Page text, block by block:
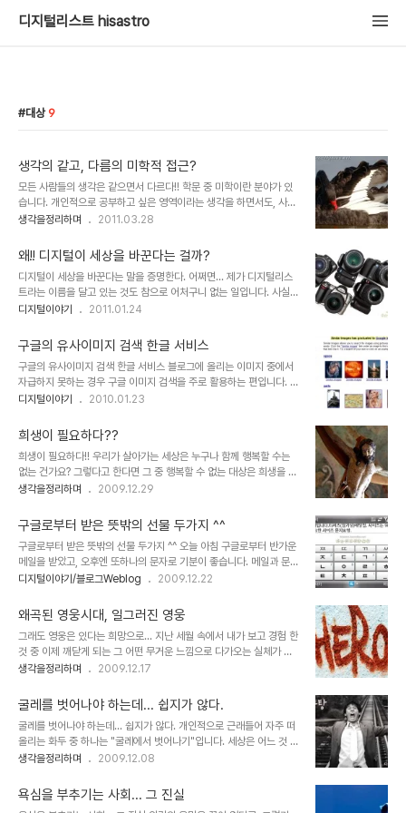
디지털리스트 hisastro
대상 9
생각의 같고, 다름의 미학적 접근?
모든 사람들의 생각은 같으면서 다르다!! 학문 중 미학이란 분야가 있
습니다. 개인적으로 공부하고 싶은 영역이라는 생각을 하면서도, 사실
어떻게 접근해야 할지 알 수 없어 생각만으로 지금껏 겉도는 느낌입니
하는 미학의 관점과 나의 생각이 일치하는가?" 라는 차원은 다를 수 있
다고 생각합니다. 하지만 그러면서도 한편으론 일맥할 수 있지 않을까
라는 생각과 함께 좀처럼 복잡하니 그 관심의 대상으로서는 지워지지
가 않습니다. ▲ 생각의 교차를 이미지로 형상화 한듯 보입니다. 이것
이 미학일까요? 경구로 표현되는 미학적 접근에 따르는 하나의 예로서
가 이방인과 패스트에서 역설하듯.....
생각을정리하며 2011.03.28
왜!! 디지털이 세상을 바꾼다는 걸까?
디지털이 세상을 바꾼다는 말을 증명한다. 어쩌면... 제가 디지털리스
트라는 이름을 달고 있는 것도 참으로 어처구니 없는 일입니다. 사실,
그렇게 디지털적이지도 않은데 이런 이름을... -.-; 변명을 하자면, 그
게 되고 싶다는 생각도 컸던 것 같습니다. 그러나 또 한편으론 부족하
지만, 일반적 수준 보다는 디지털 적인 면이 없지도 않다는 것에 스스
로 만족하고, 그렇게 생각하기 때문이기도 합니다. 그리고 궁극적으로
는 디지털을 근간으로 하는 공유와 나눔에 대한 생각을 전파하고자 하
는 의미가 그 모든 바탕에 있기도 합니다. 본 포스트는 그 디지털리스
디지털을 바라보는 저의 관점을..
디지털이야기 2011.01.24
구글의 유사이미지 검색 한글 서비스
구글의 유사이미지 검색 한글 서비스 블로그에 올리는 이미지 중에서
자급하지 못하는 경우 구글 이미지 검색을 주로 활용하는 편입니다. 그
런데, 오늘 우연히 구글 이미지 검색을 하다보니, 보이지 않던 검색 메
나, 몇일 전까지만 해도 보질 못한 것 같은데... 물론, 내가 보질 못한
것일 수 있고, 이미 알고 있는 분들도 많으실 테지만... -.-; 작년 봄이
었을까요? 구글랩에서 실험하고 있는 서비스 중 "Similar Image
Search"라는 것을 알게 되었고, 이거 한글로 언제 서비스가 되나 했
는데... ▲ Google similar-images labs 아직 전체적으로 적용
디지털이야기 2010.01.23
희생이 필요하다??
희생이 필요하다!! 우리가 살아가는 세상은 누구나 함께 행복할 수는
없는 건가요? 그렇다고 한다면 그 중 행복할 수 없는 대상은 희생을 당
해야만 하는 것일까요? 그래요... 만일 그 행복할 수 있는 최적의 수가
▲ 세상을 구하고자 십자가를 맨 예수... 그러나... 누군가 그 희생을 말
하면서 진정으로 그 스스로의 실천적 희생을 통해 다수의 행복을 바라
겠다고 한다면 진정으로 나는 그를 숭배할 겁니다. 그런데... 그 희생에
있어 스스로는 제외하고 타인만의 희생을 종용하고 강요하는 것이라
고 한다면, 그것을 희생이라고 할 수 있을지 의문입니다. 강요되는 희
이 땅의 9..
생각을정리하며 2009.12.29
구글로부터 받은 뜻밖의 선물 두가지 ^^
구글로부터 받은 뜻밖의 선물 두가지 ^^ 오늘 아침 구글로부터 반가운
메일을 받았고, 오후엔 또하나의 문자로 기분이 좋습니다. 메일과 문자
는 저뿐만 아니라 많은 분들이 받으셨으리라 생각 합니다. 이미 몇분의
애드센스와 관련있어 보이며, 사회적인 기부문화의 연쇄적 반응에 기
여하고자 하는 뜻?이 담겨 있는 듯 합니다. 구글에서 보내온 선물과 관
련된 내용들은 글로 표현하기 보단 그냥 그대로 이미지와 실제로 보실
수 있도록 링크를 걸도록 하겠습니다. 그리고 또 구글에서 보내온
SMS... 이건 지난 11월 진행했던 구글 검색대회 참가상이라는 티셔츠
흐믓한 마음이 듭니다. 잊지..
디지털이야기/블로그Weblog 2009.12.22
왜곡된 영웅시대, 일그러진 영웅
그래도 영웅은 있다는 희망으로... 지난 세월 속에서 내가 보고 경험 한
것 중 이제 깨닫게 되는 그 어떤 무거운 느낌으로 다가오는 실체가 있
습니다. 그것은 특정한 누군가의 자취로 인하여 세상을 구한다는 등의
힘이 작용하는 신화와도 같아서 세상을 포장하는 방송과 언론 -역사적
과거는 구전(口傳)과 책을 통하여- 을 동원하여 그 쉽지 않은 표현을
어렵지 않게 전파하였고 지금도 그러한 듯 보입니다. 누군가의 말처럼
"뛰어난 1인이 그렇지 못한 천명 또는 그 이상을 먹여살린다!" 라는 말
은 워낙 시각차가 크기 때문에 혹자의 경우 그 보는 관점에 따라서는
그대로의 진실이 되어..
생각을정리하며 2009.12.17
굴레를 벗어나야 하는데... 쉽지가 않다.
굴레를 벗어나야 하는데... 쉽지가 않다. 개인적으로 근래들어 자주 떠
올리는 화두 중 하나는 "굴레에서 벗어나기"입니다. 세상은 어느 것 하
나 변하지 않은 것 같으면서도 엄청난 속도로 바뀌어 간다는 역설적인
서도 잠시 인간의 굴레라는 표현을 했었죠. 정말입니다. 돌려 생각하면
참으로 간단하고 이렇게 재미있게 살아갈 수 있는 곳이 우리가 살아가
생각을정리하며 2009.12.08
욕심을 부추기는 사회... 그 진실